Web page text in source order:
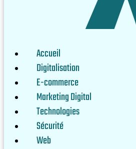
Accueil
Digitalisation
E-commerce
Marketing Digital
Technologies
Sécurité
Web